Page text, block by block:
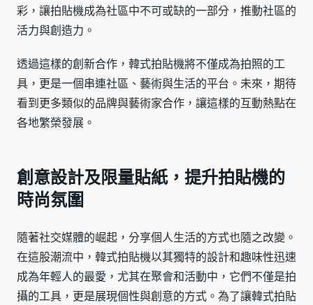
彩，讓拍貼機成為社區中不可或缺的一部分，推動社區的
活力與創造力。
透過這樣的創新合作，韓式拍貼機將不僅成為拍照的工
具，更是一個串連社區、藝術與生活的平台。未來，期待
看到更多類似的品牌與藝術家合作，讓這樣的互動熱點在
各地繁榮發展。
創意設計及限量貼紙，提升拍貼機的
時尚氛圍
隨著社交媒體的崛起，分享個人生活的方式也隨之改變。
在這股潮流中，韓式拍貼機以其獨特的設計和趣味性迅速
成為年輕人的最愛，尤其在聚會和活動中，它們不僅是拍
攝的工具，更是展現個性與創意的方式。為了讓韓式拍貼